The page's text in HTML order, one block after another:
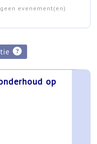
evenement(en)
op